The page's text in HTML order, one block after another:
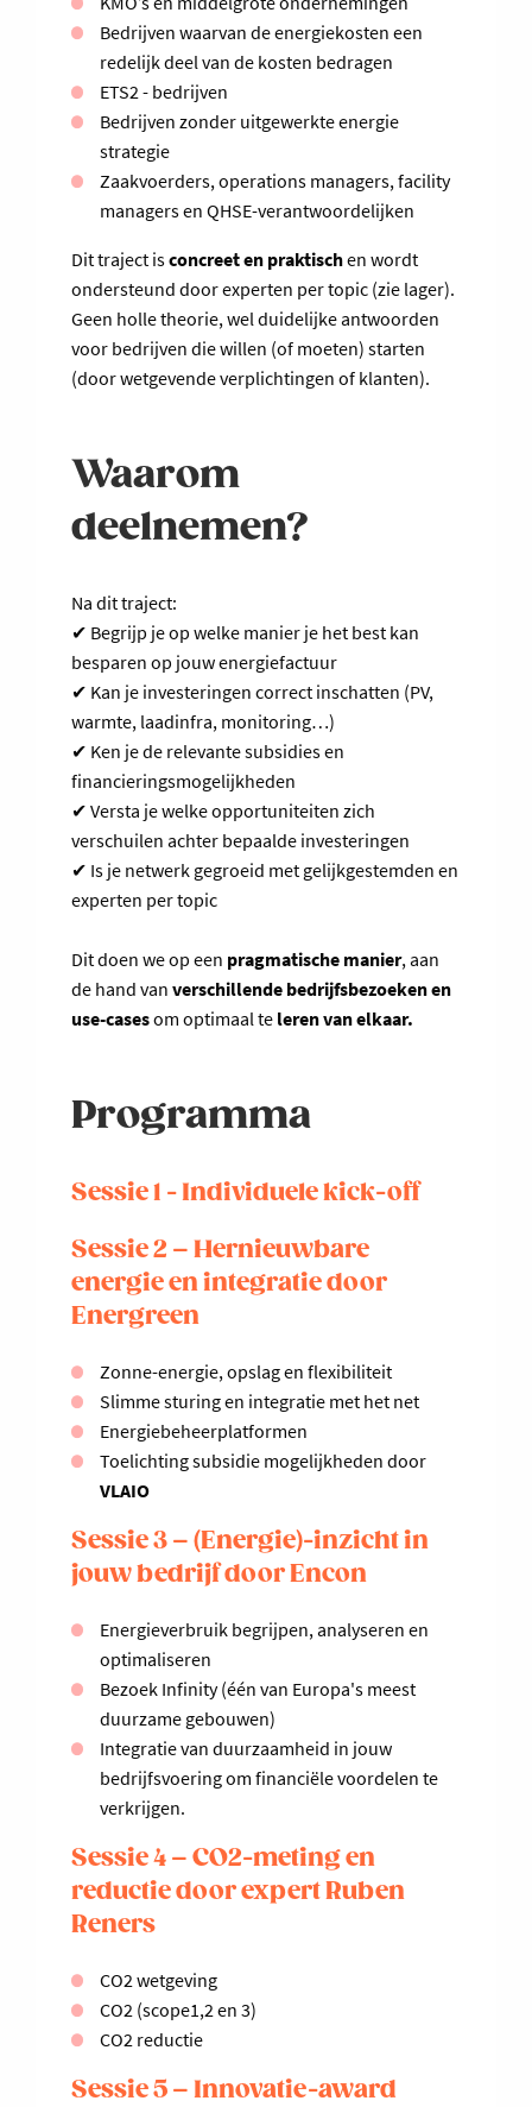
Bedrijven waarvan de energiekosten een
redelijk deel van de kosten bedragen
ETS2 - bedrijven
Bedrijven zonder uitgewerkte energie
strategie
Zaakvoerders, operations managers, facility
managers en QHSE-verantwoordelijken
Dit traject isconcreet en praktischen wordt
ondersteund door experten per topic (zie lager).
Geen holle theorie, wel duidelijke antwoorden
voor bedrijven die willen (of moeten) starten
(door wetgevende verplichtingen of klanten).
Waarom
deelnemen?
Na dit traject:
✔ Begrijp je op welke manier je het best kan
besparen op jouw energiefactuur
✔ Kan je investeringen correct inschatten (PV,
warmte, laadinfra, monitoring…)
✔ Ken je de relevante subsidies en
financieringsmogelijkheden
✔ Versta je welke opportuniteiten zich
verschuilen achter bepaalde investeringen
✔ Is je netwerk gegroeid met gelijkgestemden en
experten per topic
Dit doen we op een pragmatische manier, aan
de hand van verschillende bedrijfsbezoeken en
use-casesom optimaal te leren van elkaar.
Programma
Sessie 1 - Individuele kick-off
Sessie 2 – Hernieuwbare
energie en integratie door
Energreen
Zonne-energie, opslag en flexibiliteit
Slimme sturing en integratie met het net
Energiebeheerplatformen
Toelichting subsidie mogelijkheden door
VLAIO
Sessie 3 – (Energie)-inzicht in
jouw bedrijf door Encon
Energieverbruik begrijpen, analyseren en
optimaliseren
Bezoek Infinity (één van Europa's meest
duurzame gebouwen)
Integratie van duurzaamheid in jouw
bedrijfsvoering om financiële voordelen te
verkrijgen.
Sessie 4 – CO2-meting en
reductie door expert Ruben
Reners
CO2 wetgeving
CO2 (scope1,2 en 3)
CO2 reductie
Sessie 5 – Innovatie-award